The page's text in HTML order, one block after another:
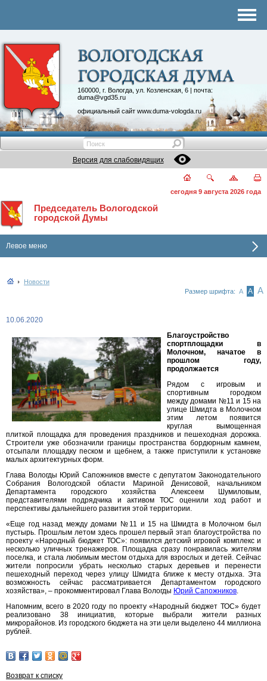
160000, г. Вологда, ул. Козленская, 6 | почта:
duma@vgd35.ru
официальный сайт www.duma-vologda.ru
Контакты
Депутатские объединения
Версия для слабовидящих
сегодня 9 августа 2026 года
Председатель Вологодской
городской Думы
Левое меню
Новости
Размер шрифта: А А А
10.06.2020
Благоустройство
спортплощадки в
Молочном, начатое в
прошлом году,
продолжается
Рядом с игровым и
спортивным городком
между домами №11 и 15 на
улице Шмидта в Молочном
этим летом появится
круглая вымощенная
плиткой площадка для проведения праздников и пешеходная дорожка.
Строители уже обозначили границы пространства бордюрным камнем,
отсыпали площадку песком и щебнем, а также приступили к установке
малых архитектурных форм.
Глава Вологды Юрий Сапожников вместе с депутатом Законодательного
Собрания Вологодской области Мариной Денисовой, начальником
Департамента городского хозяйства Алексеем Шумиловым,
представителями подрядчика и активом ТОС оценили ход работ и
перспективы дальнейшего развития этой территории.
«Еще год назад между домами №11 и 15 на Шмидта в Молочном был
пустырь. Прошлым летом здесь прошел первый этап благоустройства по
проекту «Народный бюджет ТОС»: появился детский игровой комплекс и
несколько уличных тренажеров. Площадка сразу понравилась жителям
поселка, и стала любимым местом отдыха для взрослых и детей. Сейчас
жители попросили убрать несколько старых деревьев и перенести
пешеходный переход через улицу Шмидта ближе к месту отдыха. Эта
возможность сейчас рассматривается Департаментом городского
хозяйства», – прокомментировал Глава Вологды Юрий Сапожников.
Напомним, всего в 2020 году по проекту «Народный бюджет ТОС» будет
реализовано 38 инициатив, которые выбрали жители разных
микрорайонов. Из городского бюджета на эти цели выделено 44 миллиона
рублей.
Возврат к списку